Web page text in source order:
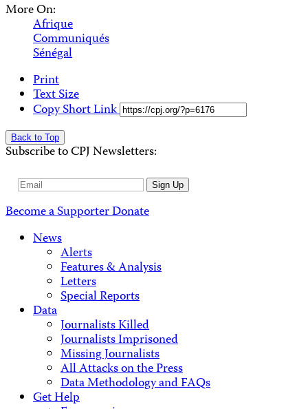
More On:
Afrique
Communiqués
Sénégal
Print
Text Size
Copy Short Link
Back to Top
Subscribe to CPJ Newsletters:
Email
Sign Up
Become a SupporterDonate
News
Alerts
Features & Analysis
Letters
Special Reports
Data
Journalists Killed
Journalists Imprisoned
Missing Journalists
All Attacks on the Press
Data Methodology and FAQs
Get Help